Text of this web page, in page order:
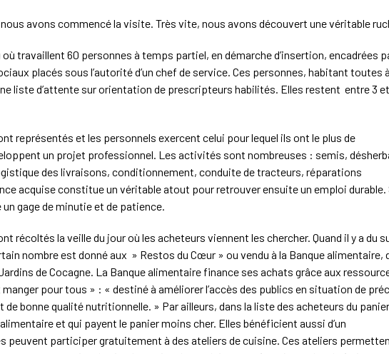
avons commencé la visite. Très vite, nous avons découvert une véritable
travaillent 60 personnes à temps partiel, en démarche d’insertion, encadrées
placés sous l’autorité d’un chef de service. Ces personnes, habitant toutes à
liste d’attente sur orientation de prescripteurs habilités. Elles restent entre 3 et
représentés et les personnels exercent celui pour lequel ils ont le plus de
un projet professionnel. Les activités sont nombreuses : semis,
des livraisons, conditionnement, conduite de tracteurs, réparations
acquise constitue un véritable atout pour retrouver ensuite un emploi durable.
gage de minutie et de patience.
récoltés la veille du jour où les acheteurs viennent les chercher. Quand il y a du
nombre est donné aux » Restos du Cœur » ou vendu à la Banque alimentaire,
de Cocagne. La Banque alimentaire finance ses achats grâce aux
manger pour tous » : « destiné à améliorer l’accès des publics en situation de
bonne qualité nutritionnelle. » Par ailleurs, dans la liste des acheteurs du
et qui payent le panier moins cher. Elles bénéficient aussi d’un
peuvent participer gratuitement à des ateliers de cuisine. Ces ateliers